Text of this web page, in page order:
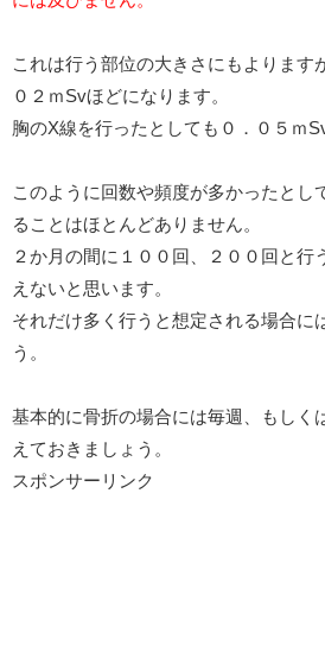
これは行う部位の大きさにもよります
０２ｍSvほどになります。
胸のX線を行ったとしても０．０５ｍ
このように回数や頻度が多かったとし
ることはほとんどありません。
２か月の間に１００回、２００回と行
えないと思います。
それだけ多く行うと想定される場合に
う。
基本的に骨折の場合には毎週、もしく
えておきましょう。
スポンサーリンク